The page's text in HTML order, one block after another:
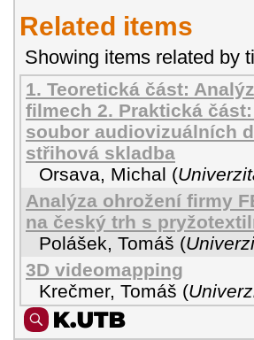
Related items
Showing items related by
1. Teoretická část:
filmech 2. Praktická
soubor audiovizuálních
střihová skladba
Orsava, Michal (
Analýza ohrožení firmy
na český trh s
Polášek, Tomáš (
3D videomapping
Krečmer, Tomáš (